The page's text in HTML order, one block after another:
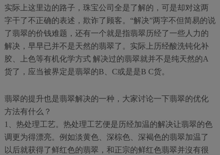
实际上这里边的路子，珠宝公司全是了解的，可是却对这两
字干了不正确的表述，欺诈了顾客。“解决”两字不但简易的说
了翡翠的价钱难题，还有一个就是指翡翠历经了一些人力的
解决，早早已并不是天然的翡翠了。实际上历经酸洗钝化补
胶、上色等有机化学方式 解决过的翡翠就并不是纯天然的A
货了，应当被界定是翡翠的B、C或是是B C货。
翡翠的提升也是翡翠解决的一种，大家讨论一下翡翠的优化
方法有什么？
1、热处理工艺。热处理工艺便是历经加温的解决让翡翠的色
调更为得漂亮。例如淡黄色、深棕色、深褐色的翡翠加温了
以后就获得了鲜红色的翡翠，和正宗的鲜红色翡翠并沒有很